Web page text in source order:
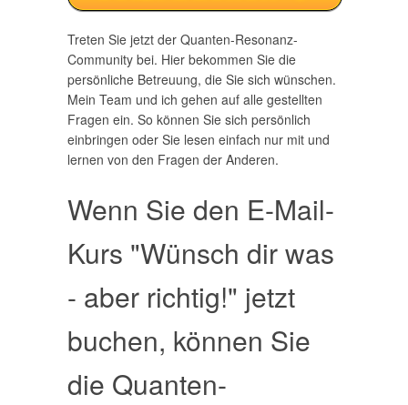
Treten Sie jetzt der Quanten-Resonanz-
Community bei. Hier bekommen Sie die
persönliche Betreuung, die Sie sich wünschen.
Mein Team und ich gehen auf alle gestellten
Fragen ein. So können Sie sich persönlich
einbringen oder Sie lesen einfach nur mit und
lernen von den Fragen der Anderen.
Wenn Sie den E-Mail-
Kurs "Wünsch dir was
- aber richtig!" jetzt
buchen, können Sie
die Quanten-